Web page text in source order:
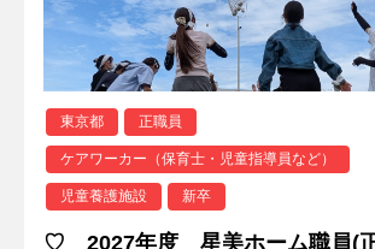
東京都 正職員
ケアワーカー（保育士・児童指導員など）
児童養護施設 新卒
♡ 2027年度 星美ホーム職員(